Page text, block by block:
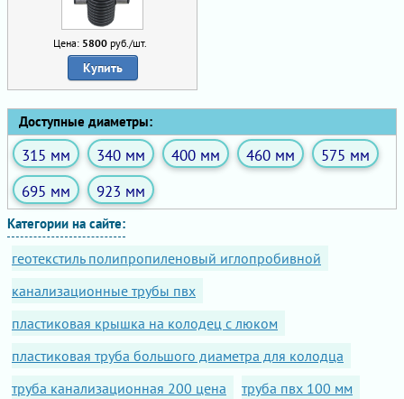
Цена: 5800 руб./шт.
Купить
Доступные диаметры:
315 мм 340 мм 400 мм 460 мм
575 мм
695 мм
923 мм
Категории на сайте:
геотекстиль полипропиленовый иглопробивной
канализационные трубы пвх
пластиковая крышка на колодец с люком
пластиковая труба большого диаметра для колодца
труба канализационная 200 цена
труба пвх 100 мм